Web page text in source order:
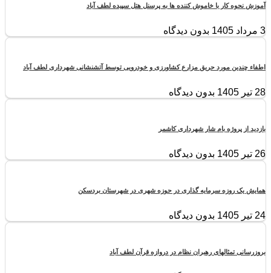
آموزش نحوه کار با خاموش کننده ها به پرسنل هتل سپیده لطف آباد
3 مرداد 1405 بدون دیدگاه
اطفاء چندین مورد حریق مزارع کشاورزی و خودرویی توسط آتشنشانی شهرداری لطف آباد
28 تیر 1405 بدون دیدگاه
بازدید از پروژه بام شار شهرداری کاشمر
26 تیر 1405 بدون دیدگاه
همایش یک روزه سرمایه گذاری در حوزه شهری در شهرستان بردسکن
24 تیر 1405 بدون دیدگاه
بروزرسانی تمثالهای رهبران نظام در دروازه قرآن لطف آباد